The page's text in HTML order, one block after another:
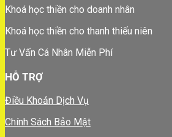
Khoá học thiền cho doanh nhân
Khoá học thiền cho thanh thiếu niên
Tư Vấn Cá Nhân Miễn Phí
HỖ TRỢ
Điều Khoản Dịch Vụ
Chính Sách Bảo Mật